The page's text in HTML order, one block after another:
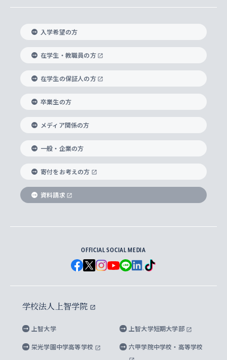
経済学部
外国語学部
総合グローバル学部
国際教養学部
理工学部
Futures） – 持続可能な未来を考える６学科連携
キリスト教人間学
身体知
思考と表現
データサイエンス
言語教育研究センター
上智大学のグローバル教育
グローバル教育センター
上智大学で学ぶ
海外で学ぶ
学びのサポート
大学院
神学研究科
実践宗教学研究科
総合人間科学研究科
経済学研究科
グローバル・スタディーズ研究科
助産学専攻科
生涯学習
国際言語情報研究所
グローバル・コンサーン研究所
比較文化研究所
ヨーロッパ研究所
アジア文化研究所
アメリカ・カナダ研究所
メディア・ジャーナリズム研究所
水稀少社会研究センター
先進機械・構造材料イノベーションセンター
知的財産
研究支援制度
重点領域研究・自由課題研究
研究活動に関する法令・研究費の使用について
課外教育プログラム
ボランティア活動
グローバルな学びのコミュニティ
学生の相談窓口
心身の健康相談
ハラスメント防止の取り組み
障がいのある学生への支援
キャリア形成サポート
キャリア形成支援プログラム
就職（内定先）・進路統計
企業の採用ご担当者様へのご案内
住まいのサポート
入れの方針）
科目等履修生
研究生・外国人特別研究生・国費留学生
交換留学生(海外大学から上智大学で学ぶ)
ノンディグリー生
Sophia Short-term Program受講生
学費・奨学金
学部入学前に出願する奨学金
国による高等教育の修学支援新制度
大学院生対象の奨学金
海外留学する際の費用と奨学金
理事長・学長メッセージ
学長・副学長紹介
上智大学の精神
上智大学の理念
上智大学の沿革
ソフィア・アーカイブズ
上智大学とカトリック
グローバルエンゲージメント
上智大学を訪れた世界の知性
国連Weeks・アフリカWeeks
ダイバーシティ＆サステナビリティへの取り組み
上智大学公式ソーシャルメディア
学校法人上智学院について
数字で見る上智大学
上智大学のネットワーク
父母・保証人とのネットワーク
学外とのネットワーク
上智大学の出版物
上智大学大学案内・大学院案内
英文広報誌 SOPHIA magazine
上智大学のビジュアル・アイデンティティ
上智大学ビジュアル・アイデンティティ
上智大学校歌 ・上智大学学生歌
上智大学への取材・キャンパスでの撮影について
上智大学の公開情報
上智大学の教育研究活動等の情報公表
キャンパス案内
入学希望の方
在学生・教職員の方
在学生の保証人の方
卒業生の方
メディア関係の方
一般・企業の方
寄付をお考えの方
資料請求
OFFICIAL SOCIAL MEDIA
学校法人上智学院
上智大学 上智大学短期大学部
栄光学園中学高等学校 六甲学院中学校・高等学校